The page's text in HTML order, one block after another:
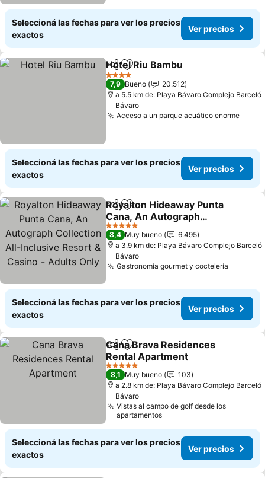
Seleccioná las fechas para ver los precios
exactos
Ver precios
CompartirAñadir a favoritos
Hotel Riu Bambu
4 Estrellas
7,9 Bueno
20.512
a 5.5 km de: Playa Bávaro Complejo Barceló
Bávaro
Acceso a un parque acuático enorme
Seleccioná las fechas para ver los precios
exactos
Ver precios
CompartirAñadir a favoritos
Royalton Hideaway Punta
Cana, An Autograph
Collection All-Inclusive
Resort & Casino - Adults
Only
5 Estrellas
8,4 Muy bueno
6.495
a 3.9 km de: Playa Bávaro Complejo Barceló
Bávaro
Gastronomía gourmet y coctelería
Seleccioná las fechas para ver los precios
exactos
Ver precios
CompartirAñadir a favoritos
Cana Brava Residences
Rental Apartment
5 Estrellas
8,1 Muy bueno
103
a 2.8 km de: Playa Bávaro Complejo Barceló
Bávaro
Vistas al campo de golf desde los
apartamentos
Seleccioná las fechas para ver los precios
exactos
Ver precios